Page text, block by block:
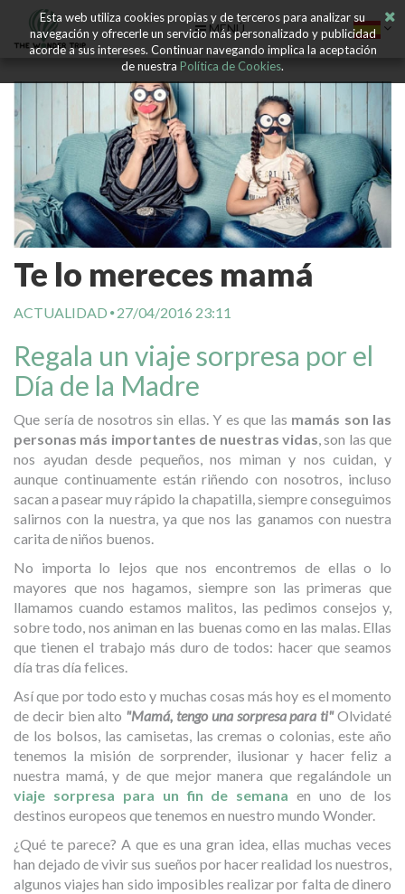
MENÚ
Te lo mereces mamá
ACTUALIDAD 27/04/2016 23:11
Regala un viaje sorpresa por el
Día de la Madre
Que sería de nosotros sin ellas. Y es que las mamás son las
personas más importantes de nuestras vidas, son las que
nos ayudan desde pequeños, nos miman y nos cuidan, y
aunque continuamente están riñendo con nosotros, incluso
sacan a pasear muy rápido la chapatilla, siempre conseguimos
salirnos con la nuestra, ya que nos las ganamos con nuestra
carita de niños buenos.
No importa lo lejos que nos encontremos de ellas o lo
mayores que nos hagamos, siempre son las primeras que
llamamos cuando estamos malitos, las pedimos consejos y,
sobre todo, nos animan en las buenas como en las malas. Ellas
que tienen el trabajo más duro de todos: hacer que seamos
día tras día felices.
Así que por todo esto y muchas cosas más hoy es el momento
de decir bien alto "Mamá, tengo una sorpresa para ti"Olvidaté
de los bolsos, las camisetas, las cremas o colonias, este año
tenemos la misión de sorprender, ilusionar y hacer feliz a
nuestra mamá, y de que mejor manera que regalándole un
viaje sorpresa para un fin de semana en uno de los
destinos europeos que tenemos en nuestro mundo Wonder.
¿Qué te parece? A que es una gran idea, ellas muchas veces
han dejado de vivir sus sueños por hacer realidad los nuestros,
algunos viajes han sido imposibles realizar por falta de dinero
Esta web utiliza cookies propias y de terceros para analizar su
navegación y ofrecerle un servicio más personalizado y publicidad
acorde a sus intereses. Continuar navegando implica la aceptación
de nuestra Política de Cookies.